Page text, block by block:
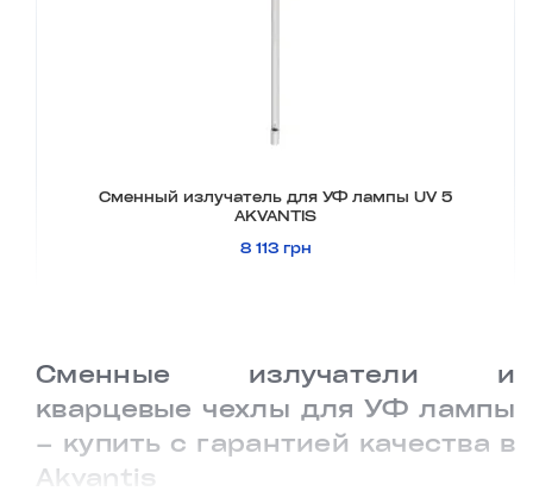
Сменный излучатель для УФ лампы UV 5
AKVANTIS
8 113 грн
Сменные излучатели и
кварцевые чехлы для УФ лампы
– купить с гарантией качества в
Akvantis